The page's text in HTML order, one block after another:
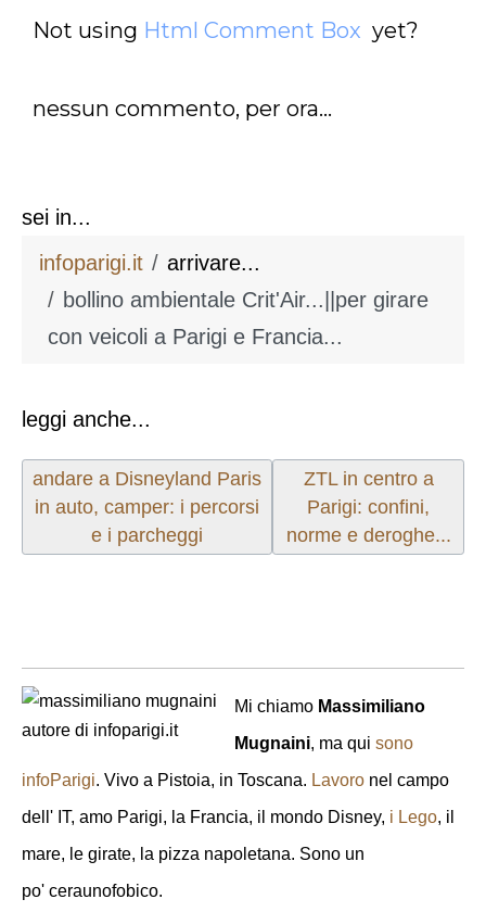
Not using Html Comment Box yet?
nessun commento, per ora...
sei in...
infoparigi.it
arrivare...
bollino ambientale Crit'Air...||per girare
con veicoli a Parigi e Francia...
leggi anche...
Articolo precedente: andare a Disneyland Paris in
andare a Disneyland Paris
in auto, camper: i percorsi
e i parcheggi
Articolo successivo:
ZTL in centro a
Parigi: confini,
norme e deroghe...
Mi chiamo Massimiliano
Mugnaini, ma qui sono
infoParigi. Vivo a Pistoia, in Toscana. Lavoro nel campo
dell' IT, amo Parigi, la Francia, il mondo Disney, i Lego, il
mare, le girate, la pizza napoletana. Sono un
po' ceraunofobico.